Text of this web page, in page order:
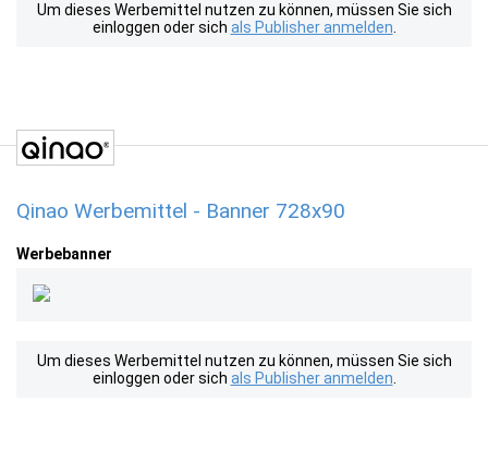
Um dieses Werbemittel nutzen zu können, müssen Sie sich
einloggen oder sich als Publisher anmelden
Qinao Werbemittel - Banner 728x90
Werbebanner
Um dieses Werbemittel nutzen zu können, müssen Sie sich
einloggen oder sich als Publisher anmelden